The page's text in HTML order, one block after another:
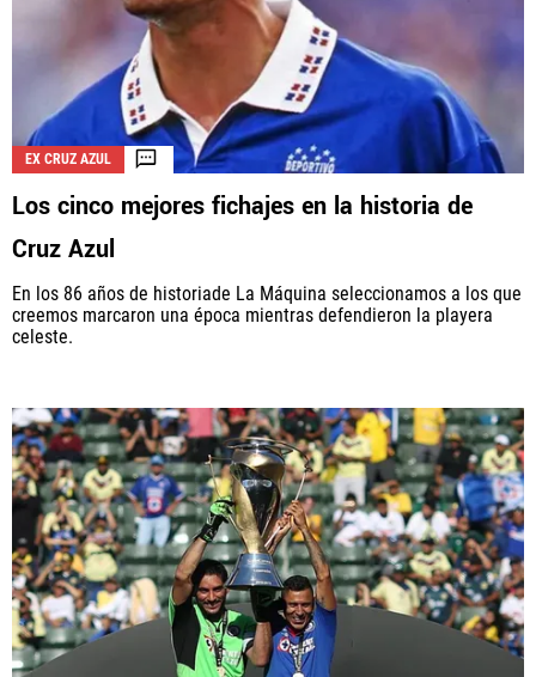
EX CRUZ AZUL
Los cinco mejores fichajes en la historia de
Cruz Azul
En los 86 años de historiade La Máquina seleccionamos a los que
creemos marcaron una época mientras defendieron la playera
celeste.